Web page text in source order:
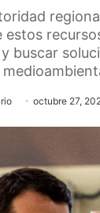
estos
buscar
octubre 27,